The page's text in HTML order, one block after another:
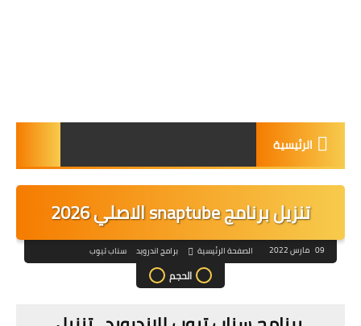
الرئيسية
تنزيل برنامج snaptube الاصلي 2026
09 مارس 2022 الصفحة الرئيسية برامج اندرويد سناب تيوب
الحجم